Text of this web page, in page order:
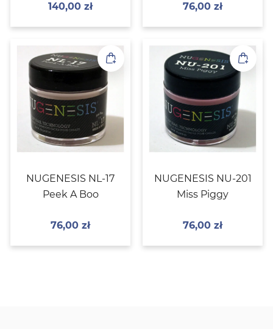
140,00 zł 76,00 zł
NUGENESIS NL-17
Peek A Boo
76,00 zł
NUGENESIS NU-201
Miss Piggy
76,00 zł